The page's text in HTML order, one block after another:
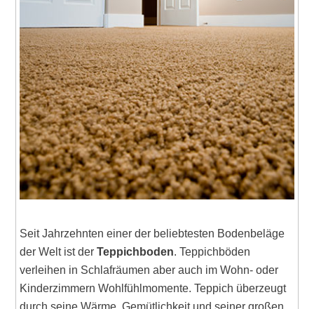
Seit Jahrzehnten einer der beliebtesten Bodenbeläge
der Welt ist derTeppichboden. Teppichböden
verleihen in Schlafräumen aber auch im Wohn- oder
Kinderzimmern Wohlfühlmomente. Teppich überzeugt
durch seine Wärme, Gemütlichkeit und seiner großen